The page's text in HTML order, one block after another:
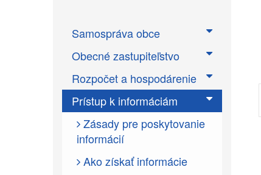
Samospráva obce
Obecné zastupiteľstvo
Rozpočet a hospodárenie
Prístup k informáciám
Zásady pre poskytovanie
informácií
Ako získať informácie